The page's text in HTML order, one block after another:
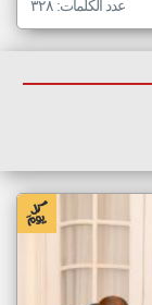
عدد الكلمات: ٣٢٨